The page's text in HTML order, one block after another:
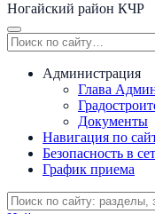
Ногайский район КЧР
Администрация
Глава
Документы
Навигация по
Безопасность в
График приема